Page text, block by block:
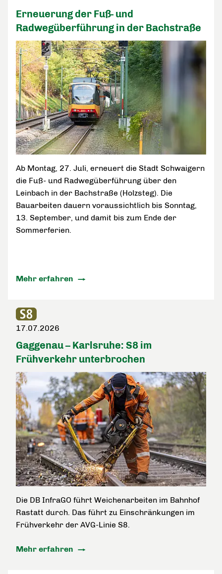
Erneuerung der Fuß- und
Radwegüberführung in der Bachstraße
Ab Montag, 27. Juli, erneuert die Stadt Schwaigern
die Fuß- und Radwegüberführung über den
Leinbach in der Bachstraße (Holzsteg). Die
Bauarbeiten dauern voraussichtlich bis Sonntag,
13. September, und damit bis zum Ende der
Sommerferien.
Mehr erfahren
17.07.2026
Gaggenau – Karlsruhe: S8 im
Frühverkehr unterbrochen
Die DB InfraGO führt Weichenarbeiten im Bahnhof
Rastatt durch. Das führt zu Einschränkungen im
Frühverkehr der AVG-Linie S8.
Mehr erfahren